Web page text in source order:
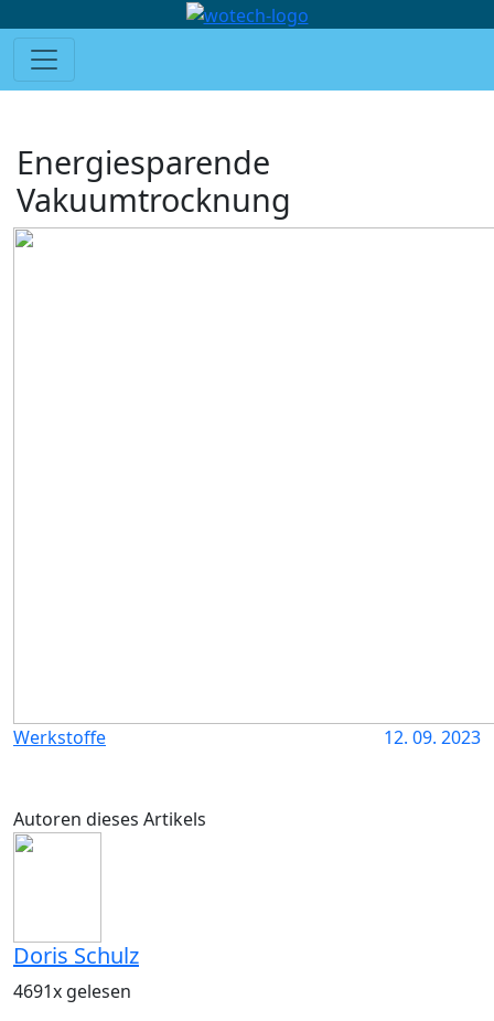
Energiesparende
Vakuumtrocknung
Werkstoffe 12. 09. 2023
Autoren dieses Artikels
Doris Schulz
4691x gelesen